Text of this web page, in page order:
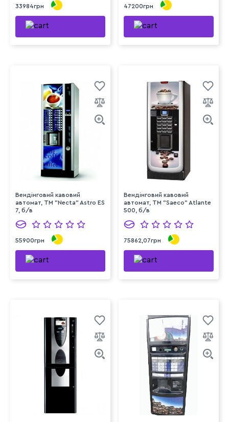
33984грн 47200грн
Вендінговий кавовий
автомат, ТМ "Necta" Astro ES
7, б/в
55900грн
Вендінговий кавовий
автомат, ТМ "Saeco" Atlante
500, б/в
75862,07грн